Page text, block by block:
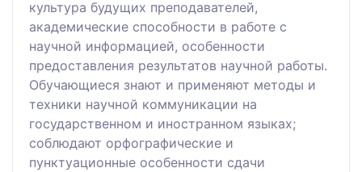
культура будущих преподавателей,
академические способности в работе с
научной информацией, особенности
предоставления результатов научной работы.
Обучающиеся знают и применяют методы и
техники научной коммуникации на
государственном и иностранном языках;
соблюдают орфографические и
пунктуационные особенности сдачи